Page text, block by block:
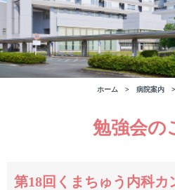
ホーム 病院案内
勉強会の
第18回くまちゅう内科カ